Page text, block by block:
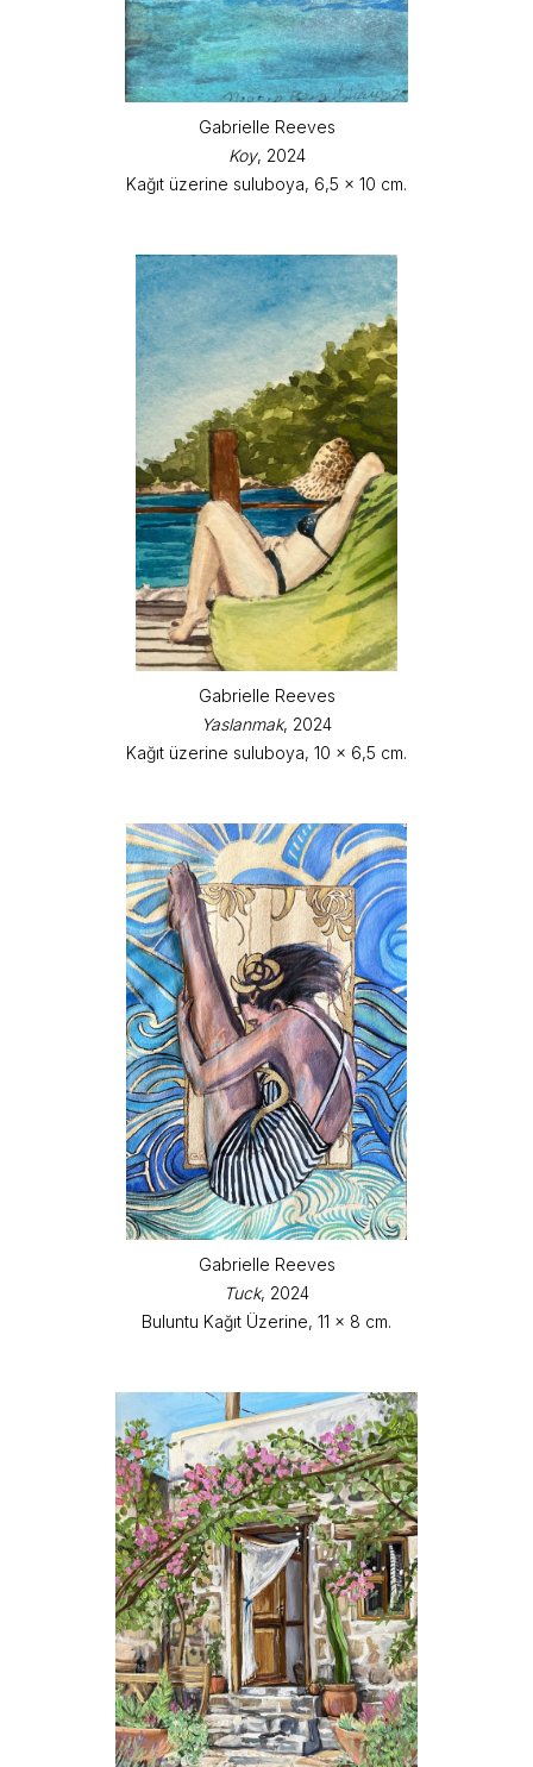
Gabrielle Reeves
Koy, 2024
Kağıt üzerine suluboya, 6,5 x 10 cm.
Gabrielle Reeves
Yaslanmak, 2024
Kağıt üzerine suluboya, 10 x 6,5 cm.
Gabrielle Reeves
Tuck, 2024
Buluntu Kağıt Üzerine, 11 x 8 cm.